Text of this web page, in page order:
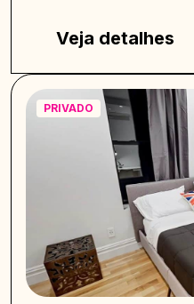
Veja detalhes
PRIVADO